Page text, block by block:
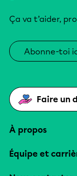
Ça va t’aider,
Abonne-toi
Faire un
À propos
Équipe et